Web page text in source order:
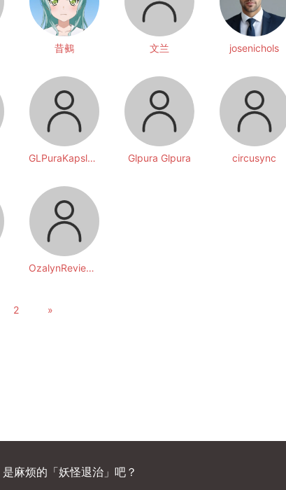
昔鵺 文兰 josenichols
GLPuraKapsler GLPuraKapsler Glpura Glpura circusync
OzalynReviews OzalynReviews
2 »
麻烦的「妖怪退治」吧？